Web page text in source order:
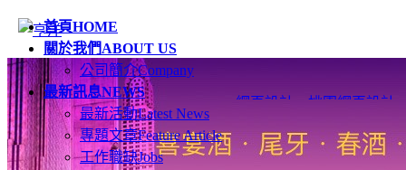
首頁HOME
關於我們ABOUT US
公司簡介Company
最新訊息NEWS
最新活動Latest News
專題文章Feature Article
工作職缺Jobs
網頁設計 桃園網頁設計